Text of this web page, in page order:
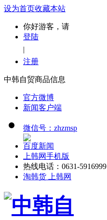
设为首页收藏本站
你好游客，请
登陆
|
注册
中韩自贸商品信息
官方微博
新闻客户端
微信号：zhzmsp
百度新闻
上韩网手机版
热线电话：0631-5916999
淘韩货 上韩网